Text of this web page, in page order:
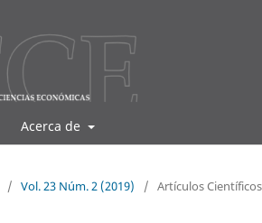
Acerca de
/ Vol. 23 Núm. 2 (2019) / Artículos Científicos